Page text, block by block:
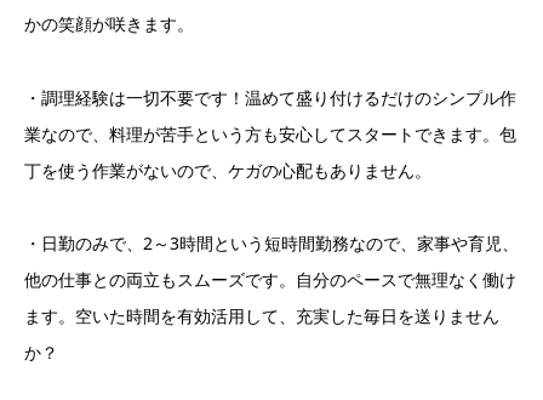
かの笑顔が咲きます。
・調理経験は一切不要です！温めて盛り付けるだけのシンプル作
業なので、料理が苦手という方も安心してスタートできます。包
丁を使う作業がないので、ケガの心配もありません。
・日勤のみで、2～3時間という短時間勤務なので、家事や育児、
他の仕事との両立もスムーズです。自分のペースで無理なく働け
ます。空いた時間を有効活用して、充実した毎日を送りません
か？